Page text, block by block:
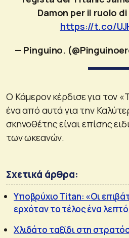
Damon per il ruolo
https://t.co/
— Pinguino.
Ο Κάμερον κέρδισε για τον
ένα από αυτά για την
σκηνοθέτης είναι επίσης
των ωκεανών.
Σχετικά άρθρα:
Υποβρύχιο Titan: «Οι
ερχόταν το τέλος ένα
Χλιδάτο ταξίδι στη